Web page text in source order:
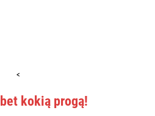
<
kokią progą!